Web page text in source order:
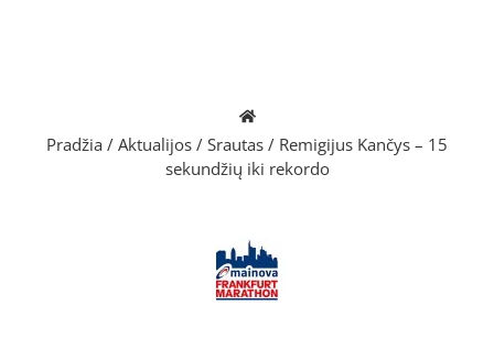
Pradžia / Aktualijos / Srautas / Remigijus Kančys – 15
sekundžių iki rekordo